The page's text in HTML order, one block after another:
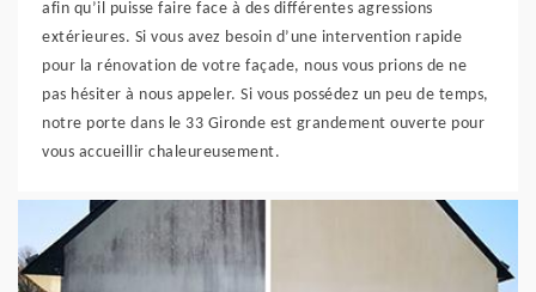
afin qu’il puisse faire face à des différentes agressions
extérieures. Si vous avez besoin d’une intervention rapide
pour la rénovation de votre façade, nous vous prions de ne
pas hésiter à nous appeler. Si vous possédez un peu de temps,
notre porte dans le 33 Gironde est grandement ouverte pour
vous accueillir chaleureusement.